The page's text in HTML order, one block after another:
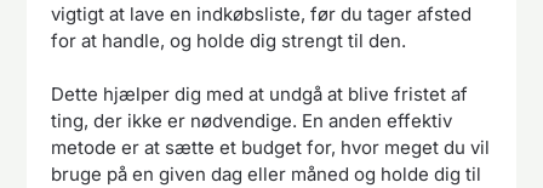
vigtigt at lave en indkøbsliste, før du tager afsted
for at handle, og holde dig strengt til den.
Dette hjælper dig med at undgå at blive fristet af
ting, der ikke er nødvendige. En anden effektiv
metode er at sætte et budget for, hvor meget du vil
bruge på en given dag eller måned og holde dig til